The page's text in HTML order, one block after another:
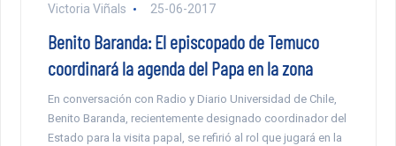
Victoria Viñals 25-06-2017
Benito Baranda: El episcopado de Temuco
coordinará la agenda del Papa en la zona
En conversación con Radio y Diario Universidad de Chile,
Benito Baranda, recientemente designado coordinador del
Estado para la visita papal, se refirió al rol que jugará en la